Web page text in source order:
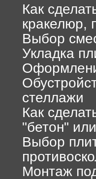
Как
кракелюр,
Выбор
Укладка
стеллажи
Как
"бетон"
Выбор
Монтаж